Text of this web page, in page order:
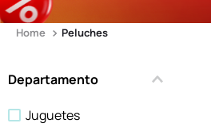
Peluches
Departamento
Juguetes
termos